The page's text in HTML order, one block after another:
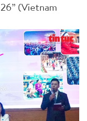
(Vietnam